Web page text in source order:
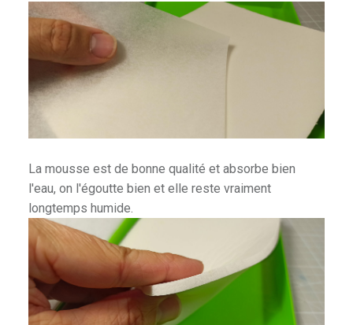
La mousse est de bonne qualité et absorbe bien
l'eau, on l'égoutte bien et elle reste vraiment
longtemps humide.